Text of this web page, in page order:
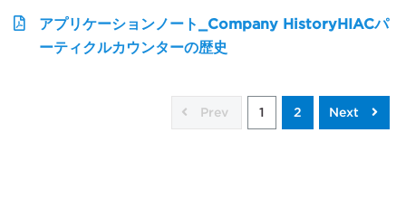
アプリケーションノート_Company HistoryHIACパ
ーティクルカウンターの歴史
Prev 1 2 Next